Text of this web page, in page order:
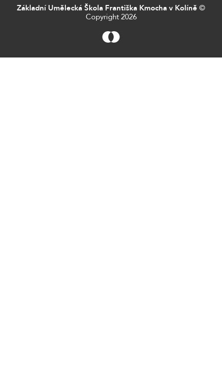
Základní Umělecká Škola Františka Kmocha v Kolíně ©
Copyright 2026